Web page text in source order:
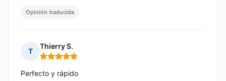
Opinión traducida
T
Thierry S.
Nota: 5 de 5
Perfecto y rápido